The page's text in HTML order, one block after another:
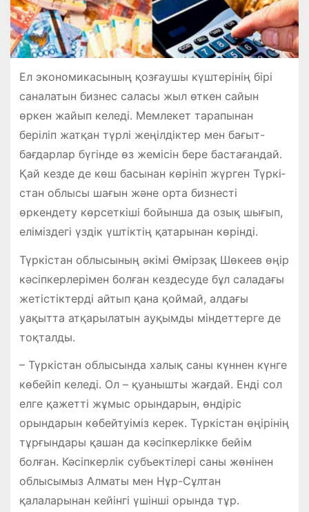
Ел экономикасының қозғаушы күштерінің бірі
саналатын бизнес саласы жыл өткен сайын
өркен жайып келеді. Мемлекет тарапынан
беріліп жатқан түрлі жеңілдіктер мен бағыт-
бағдарлар бүгінде өз жемісін бере бастағандай.
Қай кезде де көш басынан көрініп жүрген Түркі­
стан облысы шағын және орта бизнесті
өркендету көрсеткіші бойынша да озық шығып,
еліміздегі үздік үштіктің қатарынан көрінді.
Түркістан облысының әкімі Өмірзақ Шөкеев өңір
кәсіпкерлерімен болған кездесуде бұл саладағы
жетістіктерді айтып қана қоймай, алдағы
уақытта атқарылатын ауқымды міндеттерге де
тоқталды.
– Түркістан облысында халық саны күннен күнге
көбейіп келеді. Ол – қуанышты жағдай. Енді сол
елге қажетті жұмыс орындарын, өндіріс
орындарын көбейтуіміз керек. Түркістан өңірінің
тұрғындары қашан да кәсіпкерлікке бейім
болған. Кәсіпкерлік субъектілері саны жөнінен
облысымыз Алматы мен Нұр-Сұлтан
қалаларынан кейінгі үшінші орында тұр.